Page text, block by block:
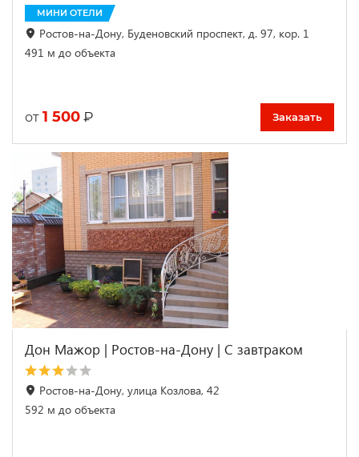
МИНИ ОТЕЛИ
Ростов-на-Дону, Буденовский проспект, д. 97, кор. 1
491 м до объекта
от 1 500 ₽ Заказать
Дон Мажор | Ростов-на-Дону | С завтраком
Ростов-на-Дону, улица Козлова, 42
592 м до объекта